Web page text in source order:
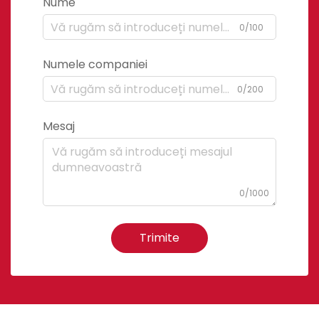
0/100
Numele companiei
0/200
Mesaj
0/1000
Trimite